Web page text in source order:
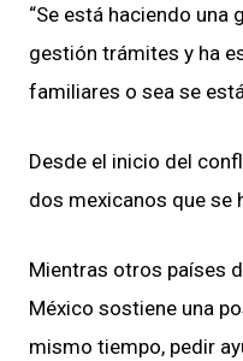
“Se está haciendo una
gestión trámites y ha
familiares o sea se
Desde el inicio del
dos mexicanos que se
Mientras otros países
México sostiene una
mismo tiempo, pedir